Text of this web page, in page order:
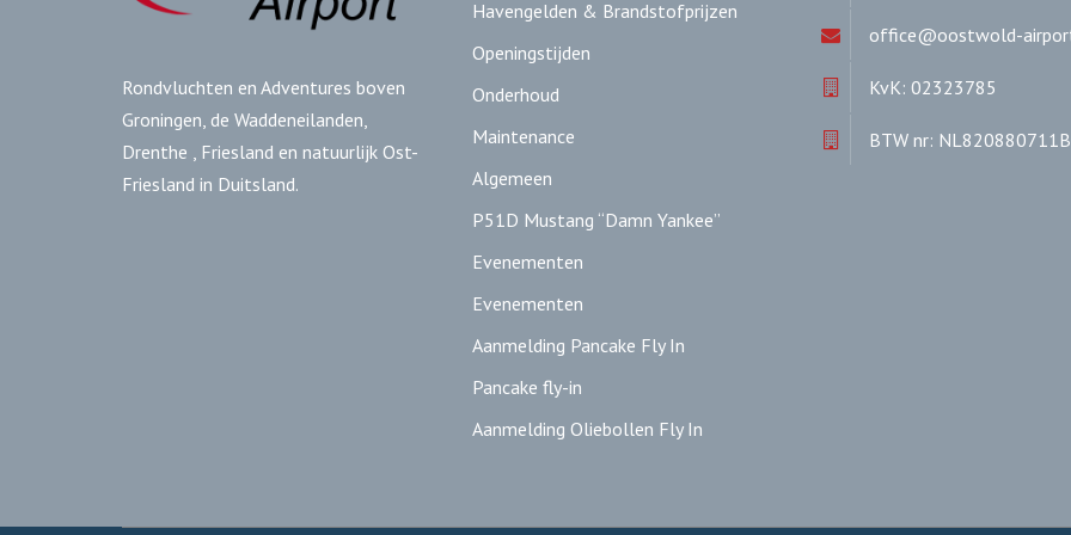
Rondvluchten en Adventures boven
Groningen, de Waddeneilanden,
Drenthe , Friesland en natuurlijk Ost-
Friesland in Duitsland.
Havengelden & Brandstofprijzen
Openingstijden
Onderhoud
Maintenance
Algemeen
P51D Mustang “Damn Yankee”
Evenementen
Evenementen
Aanmelding Pancake Fly In
Pancake fly-in
Aanmelding Oliebollen Fly In
office@oostwold-
KvK: 02323785
BTW nr: